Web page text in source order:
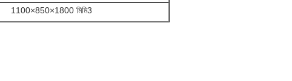
1100×850×1800 মিমি3